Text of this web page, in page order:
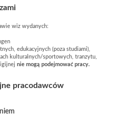
wiz wydanych:
edukacyjnych (poza studiami),
kulturalnych/sportowych, tranzytu,
nie mogą podejmować pracy.
pracodawców